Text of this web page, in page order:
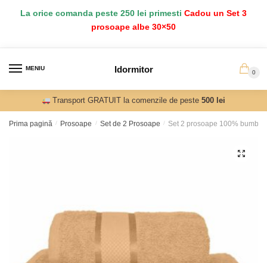
La orice comanda peste 250 lei primesti Cadou un Set 3
prosoape albe 30×50
MENIU Idormitor 0
Transport GRATUIT la comenzile de peste500 lei
Prima pagină / Prosoape / Set de 2 Prosoape / Set 2 prosoape 100%